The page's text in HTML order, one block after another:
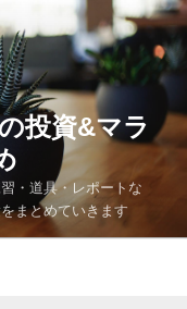
投資&マラ
・道具・レポートな
まとめていきます